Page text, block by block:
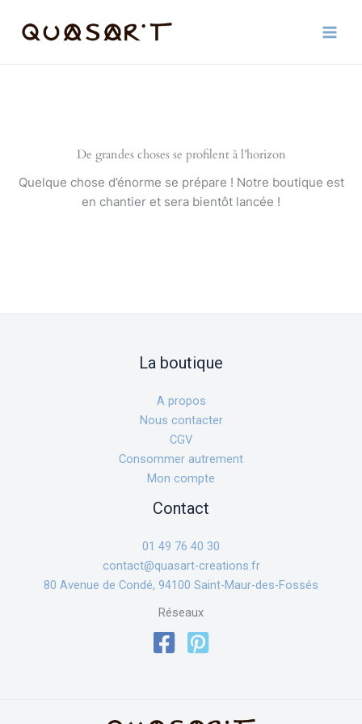
De grandes choses se profilent à l’horizon
Quelque chose d’énorme se prépare ! Notre boutique est
en chantier et sera bientôt lancée !
La boutique
A propos
Nous contacter
CGV
Consommer autrement
Mon compte
Contact
01 49 76 40 30
contact@quasart-creations.fr
80 Avenue de Condé, 94100 Saint-Maur-des-Fossés
Réseaux